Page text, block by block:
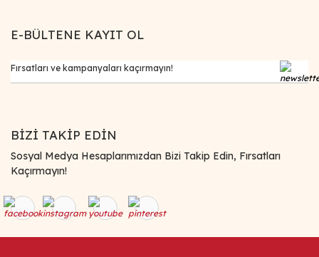
E-BÜLTENE KAYIT OL
BİZİ TAKİP EDİN
Sosyal Medya Hesaplarımızdan Bizi Takip Edin, Fırsatları
Kaçırmayın!